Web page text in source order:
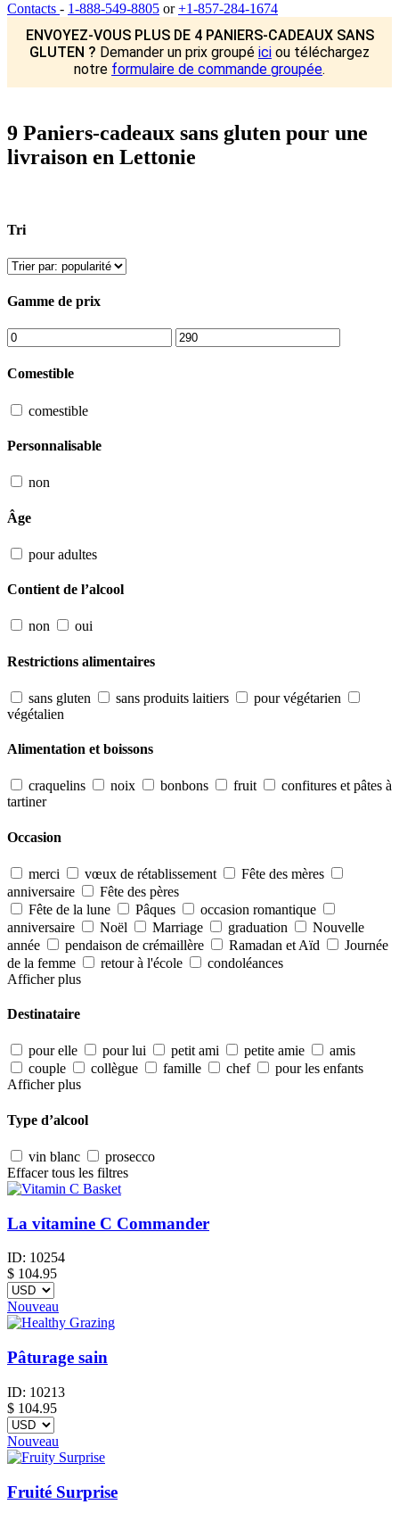
Contacts - 1-888-549-8805 or+1-857-284-1674
ENVOYEZ-VOUS PLUS DE 4 PANIERS-CADEAUX SANS
GLUTEN ? Demander un prix groupé ici ou téléchargez
notre formulaire de commande groupée.
9 Paniers-cadeaux sans gluten pour une
livraison en Lettonie
Tri
Gamme de prix
Comestible
comestible
Personnalisable
non
Âge
pour adultes
Contient de l’alcool
non oui
Restrictions alimentaires
sans gluten sans produits laitiers
pour végétarien
végétalien
Alimentation et boissons
craquelins noix bonbons fruit
confitures et pâtes à
tartiner
Occasion
merci vœux de rétablissement
Fête des mères
anniversaire
Fête des pères
Fête de la lune
Pâques
occasion romantique
anniversaire
Noël Marriage graduation
Nouvelle
année
pendaison de crémaillère Ramadan et Aïd
Journée
de la femme
retour à l'école
condoléances
Afficher plus
Destinataire
pour elle pour lui petit ami petite amie
amis
couple
collègue famille chef
pour les enfants
Afficher plus
Type d’alcool
vin blanc
prosecco
Effacer tous les filtres
La vitamine C Commander
ID: 10254
$ 104.95
Nouveau
Pâturage sain
ID: 10213
$ 104.95
Nouveau
Fruité Surprise